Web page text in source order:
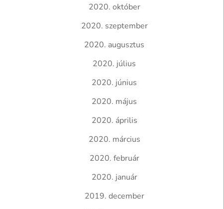
2020. október
2020. szeptember
2020. augusztus
2020. július
2020. június
2020. május
2020. április
2020. március
2020. február
2020. január
2019. december